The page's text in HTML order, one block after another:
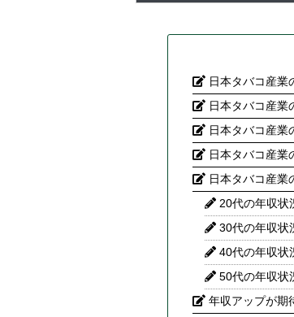
日本タバコ産業
日本タバコ産業
日本タバコ産業
日本タバコ産業
日本タバコ産業
20代の年収状
30代の年収状
40代の年収状
50代の年収状
年収アップが期